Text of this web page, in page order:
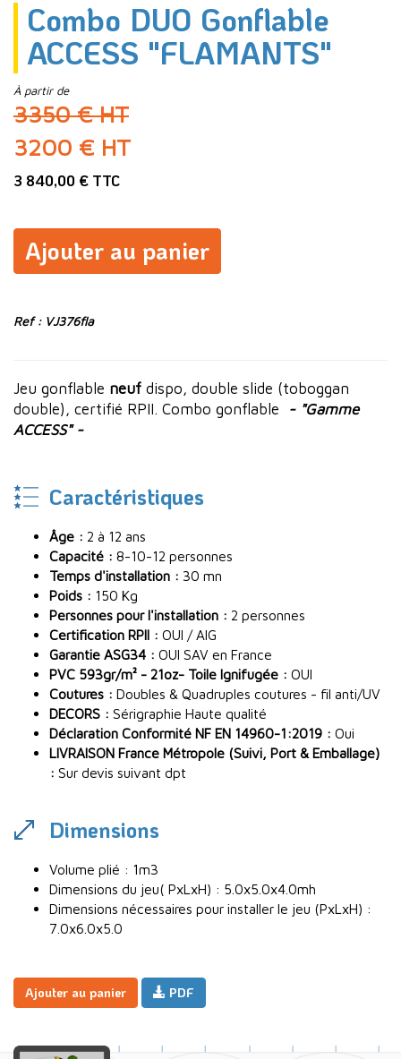
Combo DUO Gonflable
ACCESS "FLAMANTS"
À partir de
3350 € HT
3200 € HT
3 840,00 € TTC
Ajouter au panier
Ref : VJ376fla
Jeu gonflable neuf dispo, double slide (toboggan
double), certifié RPII. Combo gonflable - "Gamme
ACCESS" -
Caractéristiques
Âge : 2 à 12 ans
Capacité : 8-10-12 personnes
Temps d'installation : 30 mn
Poids : 150 Kg
Personnes pour l'installation : 2 personnes
Certification RPII : OUI / AIG
Garantie ASG34 : OUI SAV en France
PVC 593gr/m² - 21oz- Toile Ignifugée : OUI
Coutures : Doubles & Quadruples coutures - fil anti/UV
DECORS : Sérigraphie Haute qualité
Déclaration Conformité NF EN 14960-1:2019 : Oui
LIVRAISON France Métropole (Suivi, Port & Emballage)
: Sur devis suivant dpt
Dimensions
Volume plié : 1m3
Dimensions du jeu( PxLxH) : 5.0x5.0x4.0mh
Dimensions nécessaires pour installer le jeu (PxLxH) :
7.0x6.0x5.0
Ajouter au panier PDF